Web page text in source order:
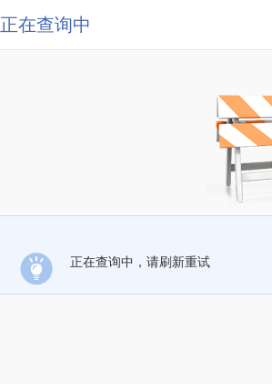
正在查询中
正在查询中，请刷新重试